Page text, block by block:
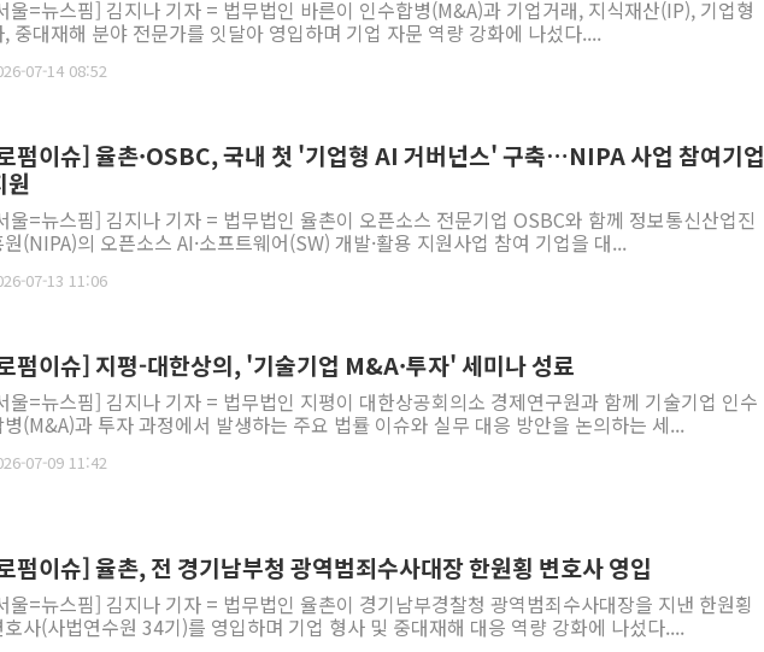
울=뉴스핌] 김지나 기자 = 법무법인 바른이 인수합병(M&A)과 기업거래, 지식재산(IP), 기업형
, 중대재해 분야 전문가를 잇달아 영입하며 기업 자문 역량 강화에 나섰다....
07-14 08:52
펌이슈] 율촌·OSBC, 국내 첫 '기업형 AI 거버넌스' 구축…NIPA 사업 참여기업
원
울=뉴스핌] 김지나 기자 = 법무법인 율촌이 오픈소스 전문기업 OSBC와 함께 정보통신산업진
원(NIPA)의 오픈소스 AI·소프트웨어(SW) 개발·활용 지원사업 참여 기업을 대...
07-13 11:06
펌이슈] 지평-대한상의, '기술기업 M&A·투자' 세미나 성료
울=뉴스핌] 김지나 기자 = 법무법인 지평이 대한상공회의소 경제연구원과 함께 기술기업 인수
병(M&A)과 투자 과정에서 발생하는 주요 법률 이슈와 실무 대응 방안을 논의하는 세...
07-09 11:42
펌이슈] 율촌, 전 경기남부청 광역범죄수사대장 한원횡 변호사 영입
울=뉴스핌] 김지나 기자 = 법무법인 율촌이 경기남부경찰청 광역범죄수사대장을 지낸 한원횡
호사(사법연수원 34기)를 영입하며 기업 형사 및 중대재해 대응 역량 강화에 나섰다....